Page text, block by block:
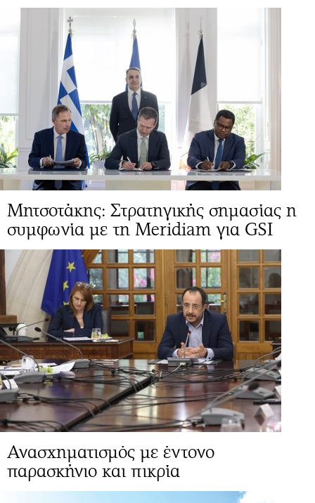
Μητσοτάκης: Στρατηγικής σημασίας η
συμφωνία με τη Meridiam για GSI
Ανασχηματισμός με έντονο
παρασκήνιο και πικρία